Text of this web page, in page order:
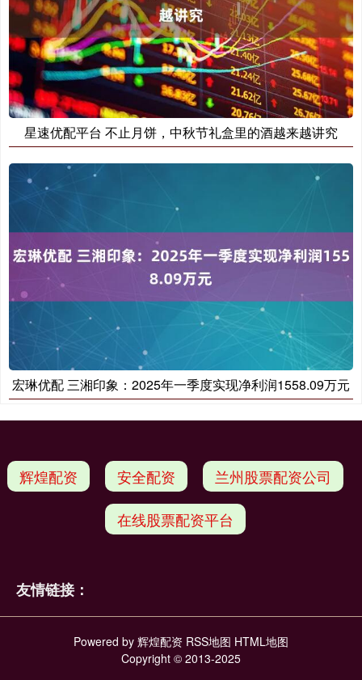
星速优配平台 不止月饼，中秋节礼盒里的酒越来越讲究
宏琳优配 三湘印象：2025年一季度实现净利润1558.09万元
辉煌配资 安全配资 兰州股票配资公司
在线股票配资平台
友情链接：
Powered by 辉煌配资 RSS地图 HTML地图
Copyright © 2013-2025